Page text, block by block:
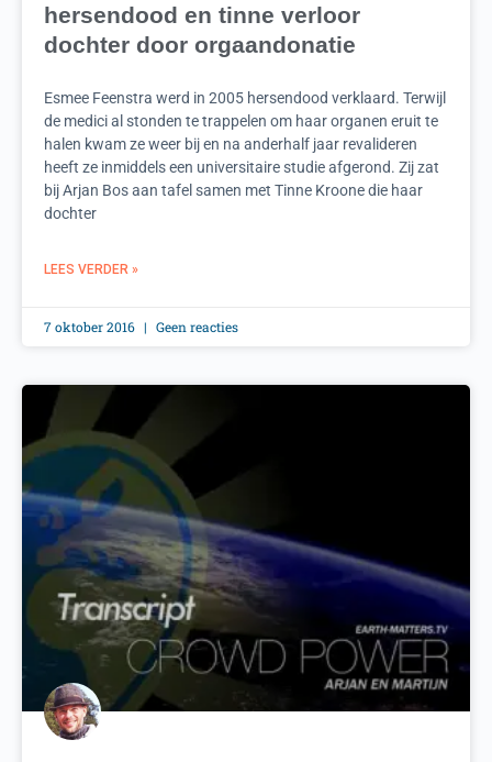
hersendood en tinne verloor
dochter door orgaandonatie
Esmee Feenstra werd in 2005 hersendood verklaard. Terwijl
de medici al stonden te trappelen om haar organen eruit te
halen kwam ze weer bij en na anderhalf jaar revalideren
heeft ze inmiddels een universitaire studie afgerond. Zij zat
bij Arjan Bos aan tafel samen met Tinne Kroone die haar
dochter
LEES VERDER »
7 oktober 2016 Geen reacties